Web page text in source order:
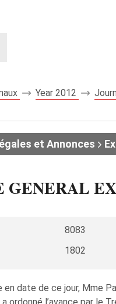
Year 2012
et Annonces
GENERAL
8083
1802
en date de ce jour, Mme